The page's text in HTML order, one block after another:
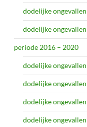
dodelijke
dodelijke
periode 2016 – 2020
dodelijke
dodelijke
dodelijke
dodelijke